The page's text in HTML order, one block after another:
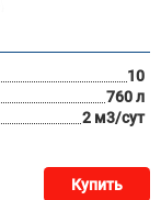
10
760 л
2 м3/сут
Купить